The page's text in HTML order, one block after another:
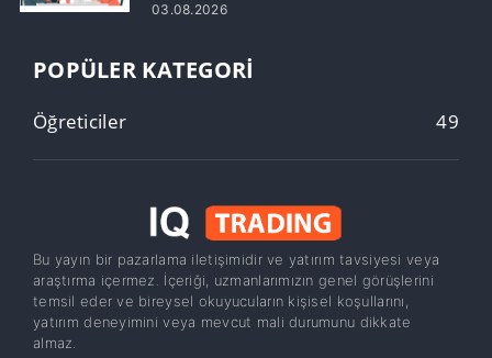
03.08.2026
POPÜLER KATEGORI
Öğreticiler 49
Bu yayın bir pazarlama iletişimidir ve yatırım tavsiyesi veya
araştırma içermez. İçeriği, uzmanlarımızın genel görüşlerini
temsil eder ve bireysel okuyucuların kişisel koşullarını,
yatırım deneyimini veya mevcut mali durumunu dikkate
almaz.